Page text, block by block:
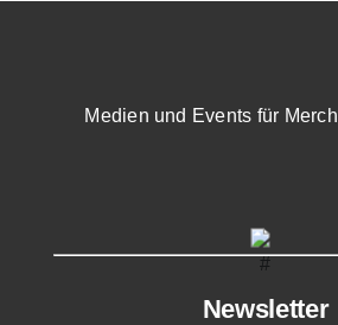
Medien und Events für
Newsletter